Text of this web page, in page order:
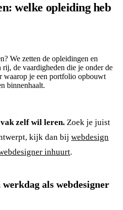
welke opleiding heb
We zetten de opleidingen en
rij, de vaardigheden die je onder de
waarop je een portfolio opbouwt
binnenhaalt.
zelf wil leren. Zoek je juist
kijk dan bij webdesign
inhuurt.
als webdesigner